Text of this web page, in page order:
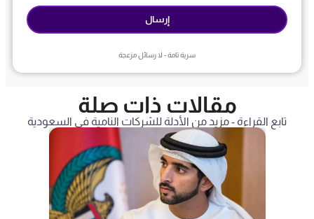
سرية تامة - لا رسائل مزعجة
مقالات ذات صلة
تابع القراءة - مزيد من الأدلة للشركات النامية في السعودية